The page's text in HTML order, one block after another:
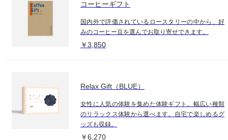
コーヒーギフト
国内外で評価されているロースタリーの中から、好
みのコーヒー豆を選んでお取り寄せできます。
￥3,850
Relax Gift（BLUE）
女性に人気の体験を集めた体験ギフト。幅広い種類
のリラックス体験から選べます。自宅で楽しめるグ
ッズも収録。
￥6,270